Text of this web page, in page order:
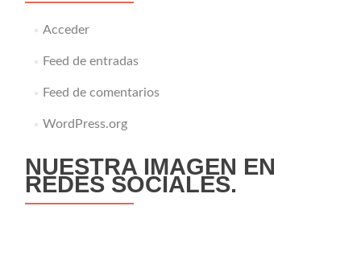
Acceder
Feed de entradas
Feed de comentarios
WordPress.org
NUESTRA IMAGEN EN
REDES SOCIALES.